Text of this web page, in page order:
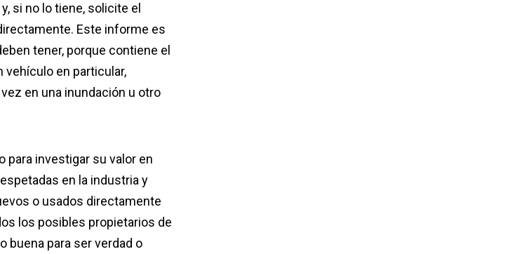
si no lo tiene, solicite el
Este informe es
tener, porque contiene el
vehículo en particular,
en una inundación u otro
para investigar su valor en
en la industria y
o usados ​​directamente
los posibles propietarios de
buena para ser verdad o